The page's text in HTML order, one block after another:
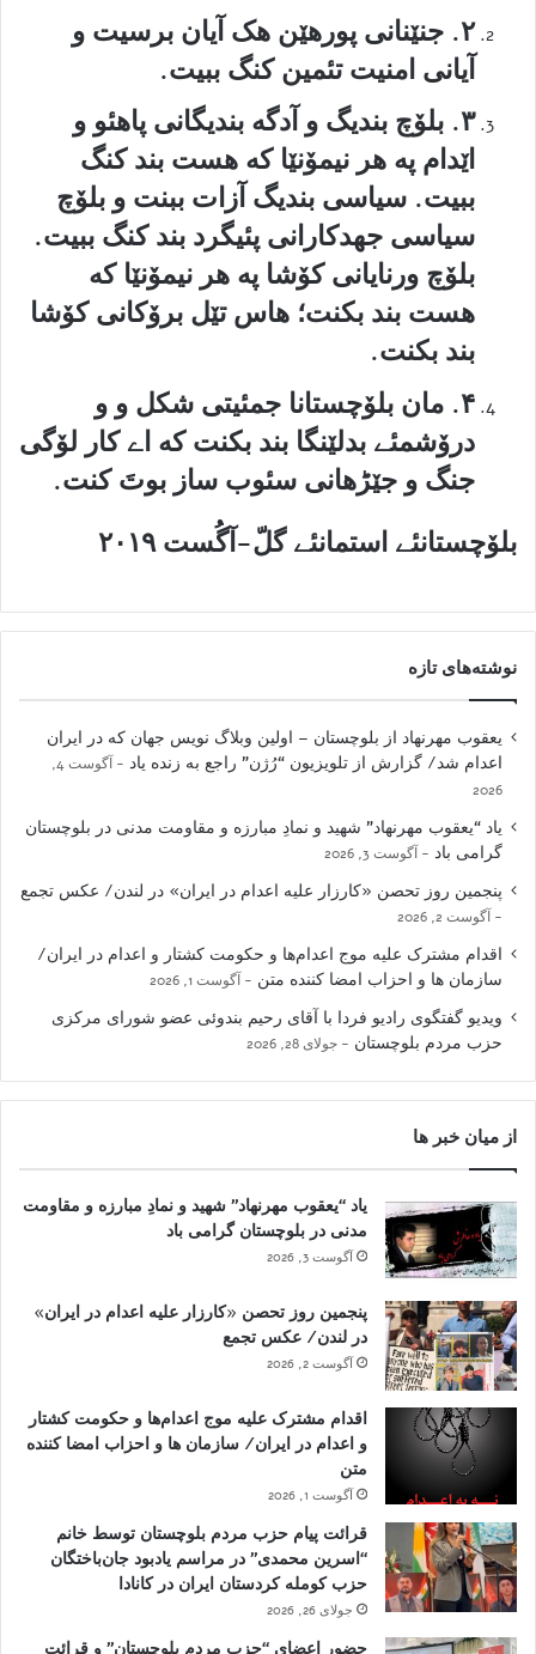
۲. جنێنانی پورهێن هک آیان برسیت و
آیانی امنیت تئمین کنگ ببیت.
۳. بلۆچ بندیگ و آدگه بندیگانی پاهئو و
اێدام په هر نیمۆنێا که هست بند کنگ
ببیت. سیاسی بندیگ آزات ببنت و بلۆچ
سیاسی جهدکارانی پئیگرد بند کنگ ببیت.
بلۆچ ورنایانی کۆشا په هر نیمۆنێا که
هست بند بکنت؛ هاس تێل برۆکانی کۆشا
بند بکنت.
۴. مان بلۆچستانا جمئیتی شکل و و
درۆشمئے بدلێنگا بند بکنت که اے کار لۆگی
جنگ و جێڑهانی سئوب ساز بوتَ کنت.
بلۆچستانئے استمانئے گلّ-آگُست ۲۰۱۹
نوشته‌های تازه
یعقوب مهرنهاد از بلوچستان – اولین وبلاگ نویس جهان که در ایران
اعدام شد/ گزارش از تلویزیون “رُژن” راجع به زنده یاد
آگوست 4,
2026
یاد “یعقوب مهرنهاد” شهید و نمادِ مبارزه و مقاومت مدنی در بلوچستان
گرامی باد
آگوست 3, 2026
پنجمین روز تحصن «کارزار علیه اعدام در ایران» در لندن/ عکس تجمع
آگوست 2, 2026
اقدام مشترک علیه موج اعدام‌ها و حکومت کشتار و اعدام در ایران/
سازمان ها و احزاب امضا کننده متن
آگوست 1, 2026
ویدیو گفتگوی رادیو فردا با آقای رحیم بندوئی عضو شورای مرکزی
حزب مردم بلوچستان
جولای 28, 2026
از میان خبر ها
یاد “یعقوب مهرنهاد” شهید و نمادِ مبارزه و مقاومت
مدنی در بلوچستان گرامی باد
آگوست 3, 2026
پنجمین روز تحصن «کارزار علیه اعدام در ایران»
در لندن/ عکس تجمع
آگوست 2, 2026
اقدام مشترک علیه موج اعدام‌ها و حکومت کشتار
و اعدام در ایران/ سازمان ها و احزاب امضا کننده
متن
آگوست 1, 2026
قرائت پیام حزب مردم بلوچستان توسط خانم
“اسرین محمدی” در مراسم یادبود جان‌باختگان
حزب کومله کردستان ایران در کانادا
جولای 26, 2026
حضور اعضای “حزب مردم بلوچستان” و قرائت